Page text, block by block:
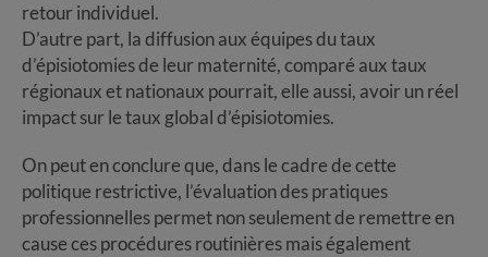
retour individuel.
D’autre part, la diffusion aux équipes du taux
d’épisiotomies de leur maternité, comparé aux taux
régionaux et nationaux pourrait, elle aussi, avoir un réel
impact sur le taux global d’épisiotomies.
On peut en conclure que, dans le cadre de cette
politique restrictive, l’évaluation des pratiques
professionnelles permet non seulement de remettre en
cause ces procédures routinières mais également